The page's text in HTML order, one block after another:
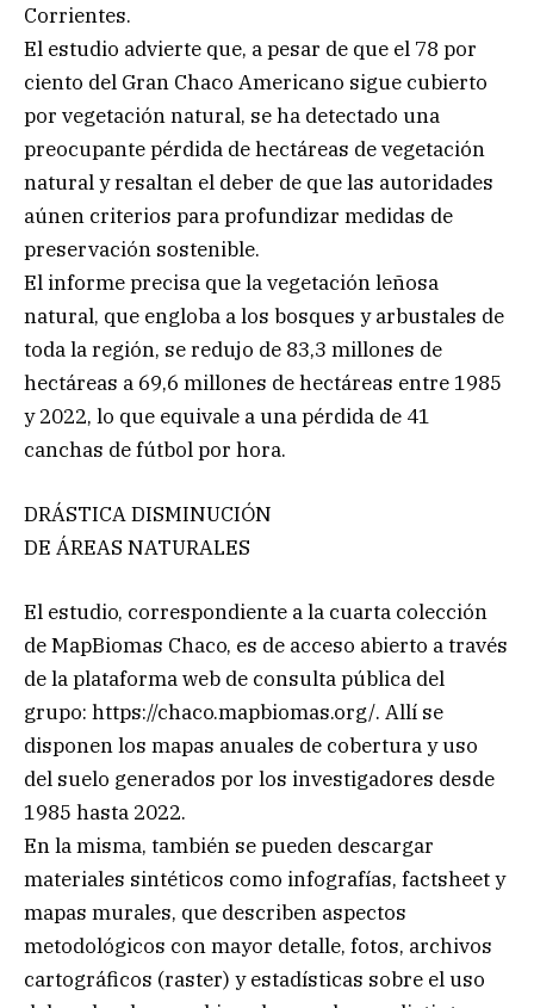
Corrientes.
El estudio advierte que, a pesar de que el 78 por
ciento del Gran Chaco Americano sigue cubierto
por vegetación natural, se ha detectado una
preocupante pérdida de hectáreas de vegetación
natural y resaltan el deber de que las autoridades
aúnen criterios para profundizar medidas de
preservación sostenible.
El informe precisa que la vegetación leñosa
natural, que engloba a los bosques y arbustales de
toda la región, se redujo de 83,3 millones de
hectáreas a 69,6 millones de hectáreas entre 1985
y 2022, lo que equivale a una pérdida de 41
canchas de fútbol por hora.
DRÁSTICA DISMINUCIÓN
DE ÁREAS NATURALES
El estudio, correspondiente a la cuarta colección
de MapBiomas Chaco, es de acceso abierto a través
de la plataforma web de consulta pública del
grupo: https://chaco.mapbiomas.org/. Allí se
disponen los mapas anuales de cobertura y uso
del suelo generados por los investigadores desde
1985 hasta 2022.
En la misma, también se pueden descargar
materiales sintéticos como infografías, factsheet y
mapas murales, que describen aspectos
metodológicos con mayor detalle, fotos, archivos
cartográficos (raster) y estadísticas sobre el uso